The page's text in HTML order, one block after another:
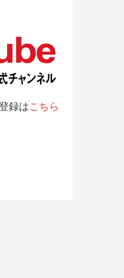
録はこちら